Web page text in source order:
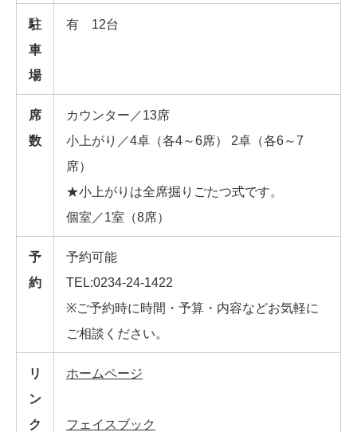
駐
車
場
有 12台
席
数
カウンター／13席
小上がり／4卓（各4～6席） 2卓（各6～7
席）
★小上がりは全席掘りごたつ式です。
個室／1室（8席）
予
約
予約可能
TEL:0234-24-1422
※ご予約時に時間・予算・内容などお気軽に
ご相談ください。
リ
ン
ク
ホームページ
フェイスブック